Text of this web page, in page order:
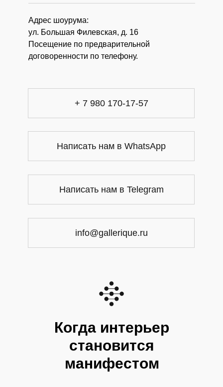
Адрес шоурума:
ул. Большая Филевская, д. 16
Посещение по предварительной
договоренности по телефону.
Когда интерьер
становится
манифестом
+ 7 980 170-17-57
Написать нам в WhatsApp
info@gallerique.ru
Написать нам в Telegram